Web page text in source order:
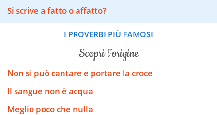
Si scrive a fatto o affatto?
I PROVERBI PIÙ FAMOSI
scopri l’origine
Non si può cantare e portare la croce
Il sangue non è acqua
Meglio poco che nulla